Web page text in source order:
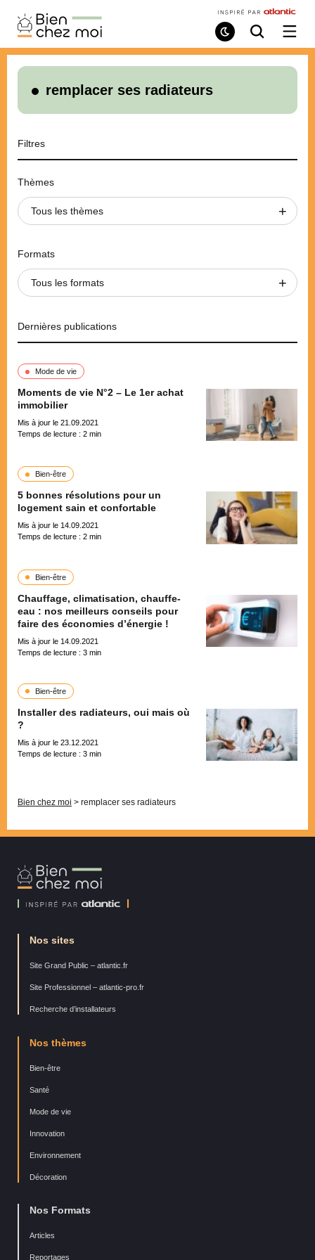
Bien
Chez
Moi
Mode
de
Recherche
/
le
remplacer ses radiateurs
Filtres
Thèmes
Tous les thèmes
Formats
Tous les formats
Dernières publications
Mode de vie
Moments de vie N°2 – Le 1er achat
immobilier
Mis à jour le 21.09.2021
Temps de lecture : 2 min
Bien-être
5 bonnes résolutions pour un
logement sain et confortable
Mis à jour le 14.09.2021
Temps de lecture : 2 min
Bien-être
Chauffage, climatisation, chauffe-
eau : nos meilleurs conseils pour
faire des économies d’énergie !
Mis à jour le 14.09.2021
Temps de lecture : 3 min
Bien-être
Installer des radiateurs, oui mais où
?
Mis à jour le 23.12.2021
Temps de lecture : 3 min
Bien chez moi > remplacer ses radiateurs
Bien
Chez
Nos sites
Site Grand Public – atlantic.fr
Site Professionnel – atlantic-pro.fr
Recherche d’installateurs
Nos thèmes
Bien-être
Santé
Mode de vie
Innovation
Environnement
Décoration
Nos Formats
Articles
Reportages